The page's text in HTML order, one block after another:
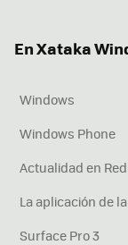
En Xataka
Windows
Windows Phone
Actualidad en
La aplicación de
Surface Pro 3